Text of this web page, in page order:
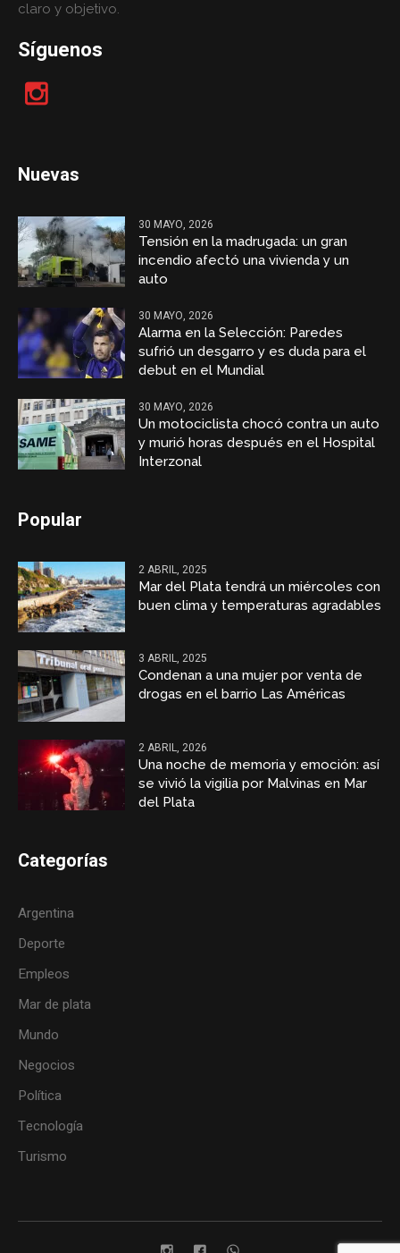
claro y objetivo.
Síguenos
Nuevas
30 MAYO, 2026
Tensión en la madrugada: un gran
incendio afectó una vivienda y un
auto
30 MAYO, 2026
Alarma en la Selección: Paredes
sufrió un desgarro y es duda para el
debut en el Mundial
30 MAYO, 2026
Un motociclista chocó contra un auto
y murió horas después en el Hospital
Interzonal
Popular
2 ABRIL, 2025
Mar del Plata tendrá un miércoles con
buen clima y temperaturas agradables
3 ABRIL, 2025
Condenan a una mujer por venta de
drogas en el barrio Las Américas
2 ABRIL, 2026
Una noche de memoria y emoción: así
se vivió la vigilia por Malvinas en Mar
del Plata
Categorías
Argentina
Deporte
Empleos
Mar de plata
Mundo
Negocios
Política
Tecnología
Turismo